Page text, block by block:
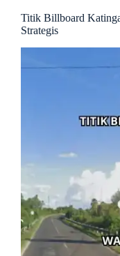
Titik Billboard
Strategis